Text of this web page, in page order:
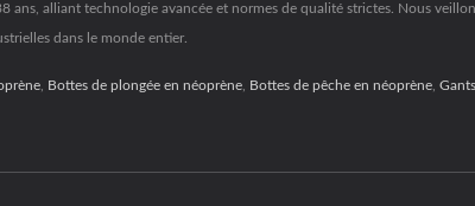
alliant technologie avancée et normes de qualité strictes. Nous
dans le monde entier.
Bottes de plongée en néoprène Bottes de pêche en néoprène